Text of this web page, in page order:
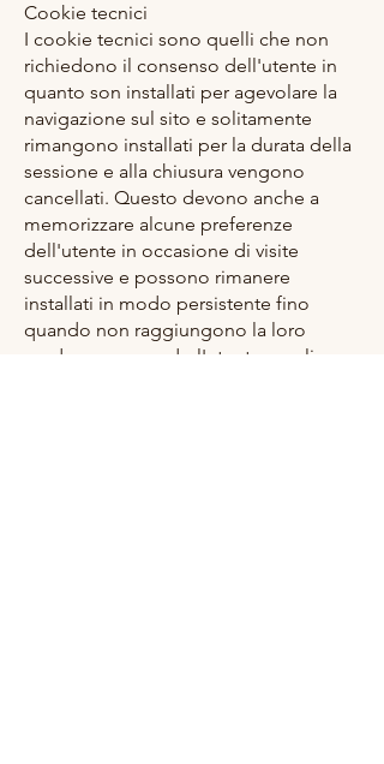
Cookie tecnici
I cookie tecnici sono quelli che non
richiedono il consenso dell'utente in
quanto son installati per agevolare la
navigazione sul sito e solitamente
rimangono installati per la durata della
sessione e alla chiusura vengono
cancellati. Questo devono anche a
memorizzare alcune preferenze
dell'utente in occasione di visite
successive e possono rimanere
installati in modo persistente fino
quando non raggiungono la loro
scadenza o quando l'utente non li